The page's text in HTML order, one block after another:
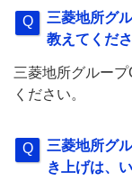
三菱地所グ
教えてくだ
三菱地所グルー
ください。
三菱地所グ
き上げは、